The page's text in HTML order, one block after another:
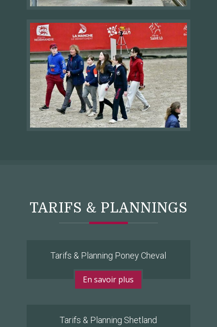
TARIFS & PLANNINGS
Tarifs & Planning Poney Cheval
En savoir plus
Tarifs & Planning Shetland